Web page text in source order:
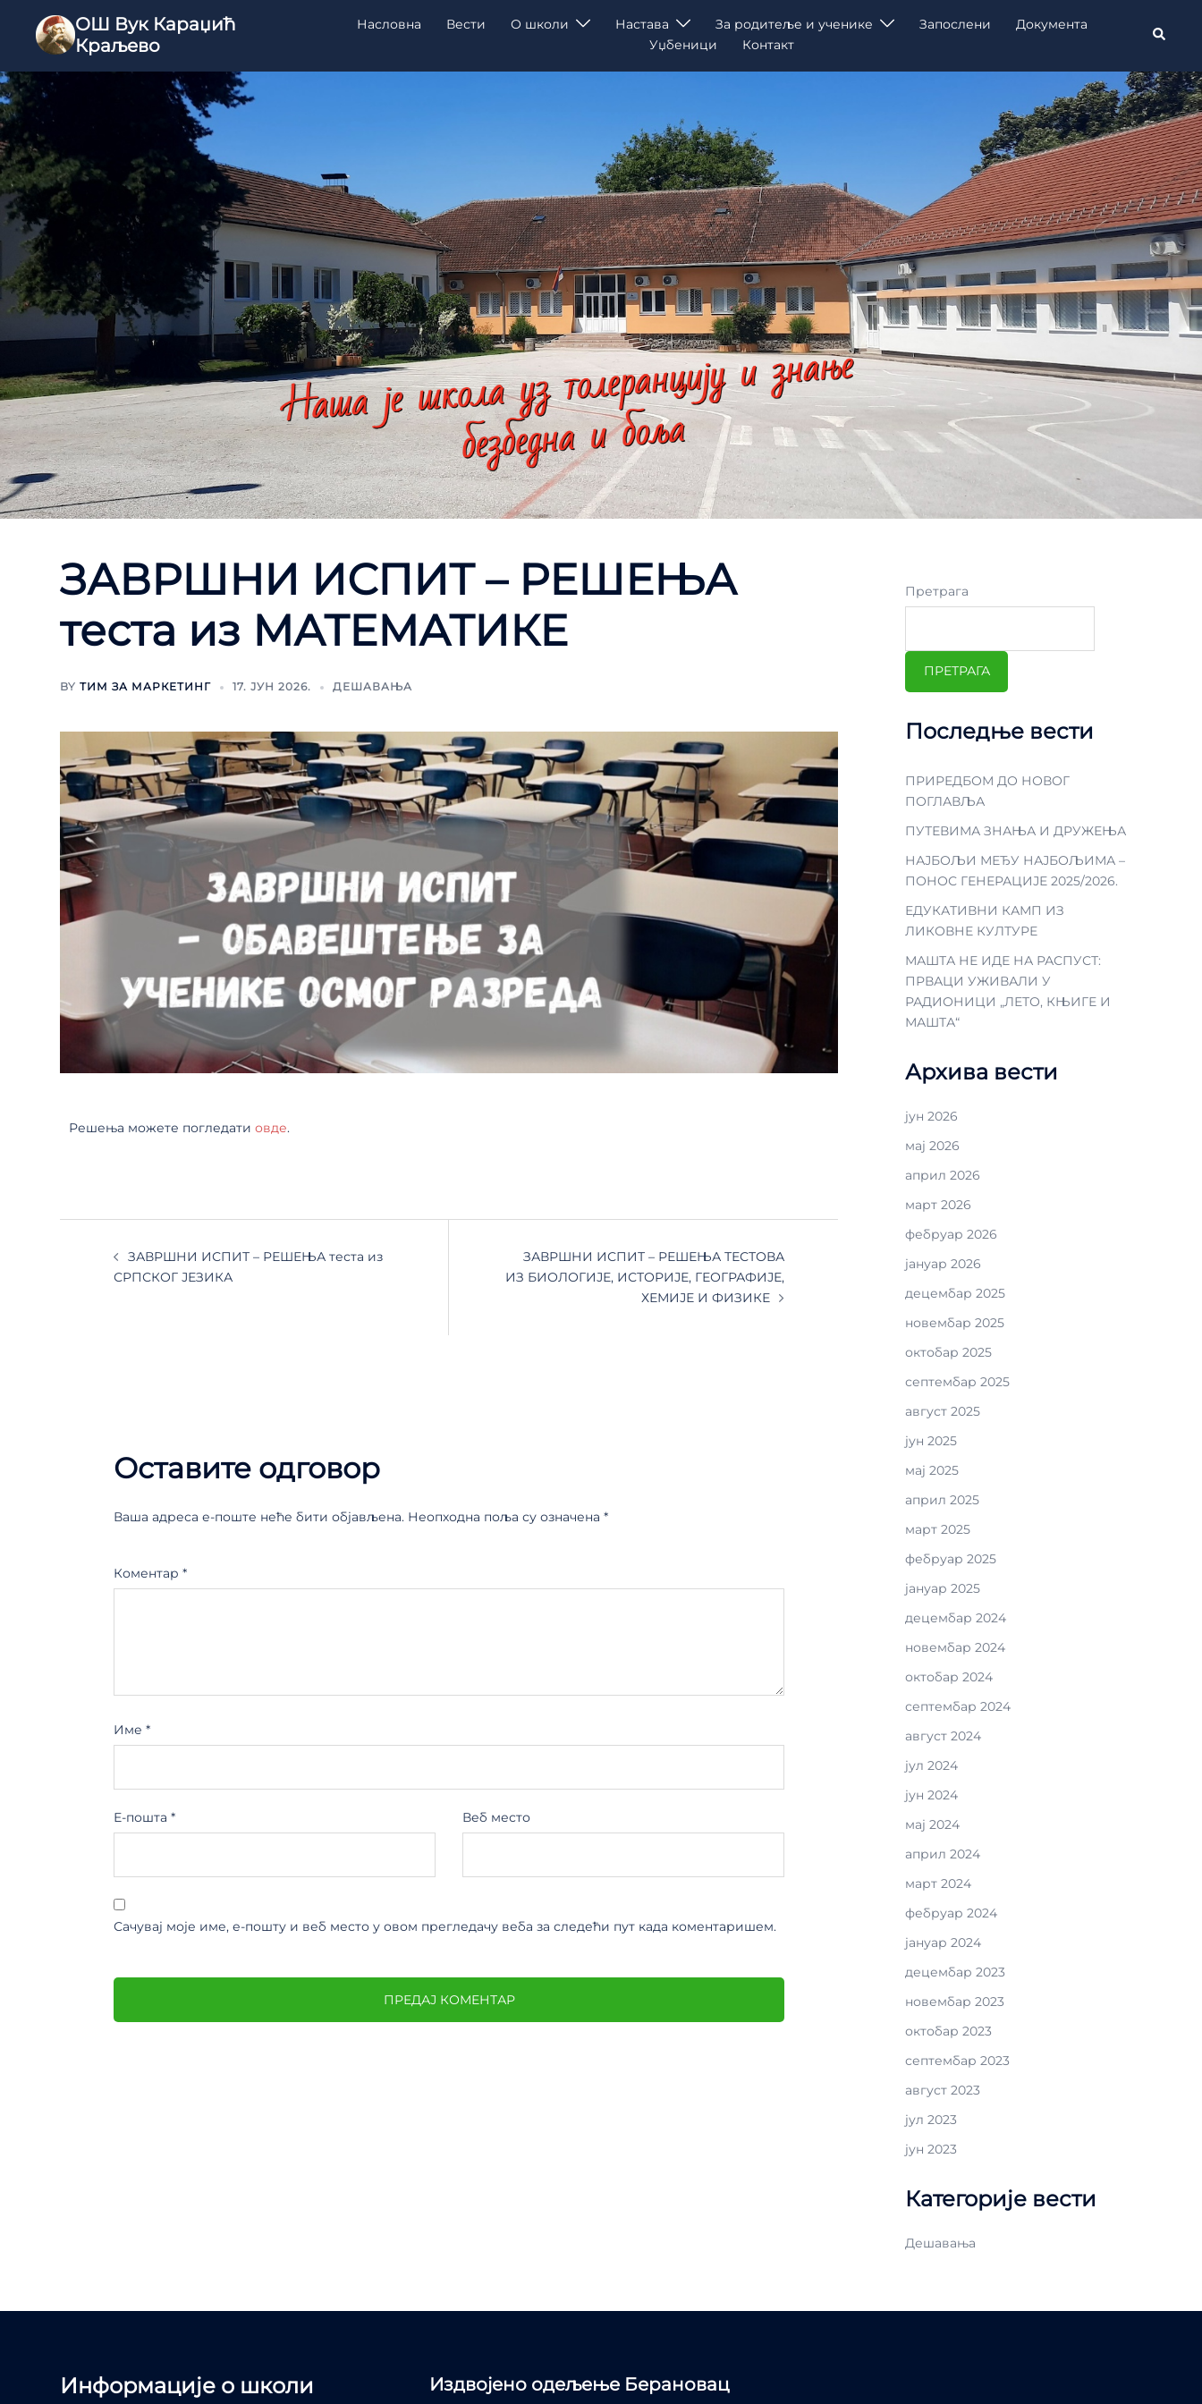
ОШ Вук Караџић
Краљево
Насловна Вести О школи Настава За родитеље и ученике Запослени
Документа
Уџбеници
Контакт
ЗАВРШНИ ИСПИТ – РЕШЕЊА
теста из МАТЕМАТИКЕ
BY ТИМ ЗА МАРКЕТИНГ 17. ЈУН 2026. ДЕШАВАЊА
Решења можете погледати овде.
ЗАВРШНИ ИСПИТ – РЕШЕЊА теста из
СРПСКОГ ЈЕЗИКА
ЗАВРШНИ ИСПИТ – РЕШЕЊА ТЕСТОВА
ИЗ БИОЛОГИЈЕ, ИСТОРИЈЕ, ГЕОГРАФИЈЕ,
ХЕМИЈЕ И ФИЗИКЕ
Оставите одговор
Ваша адреса е-поште неће бити објављена. Неопходна поља су означена *
Коментар *
Име *
Е-пошта * Веб место
Сачувај моје име, е-пошту и веб место у овом прегледачу веба за следећи пут када коментаришем.
Претрага
ПРЕТРАГА
Последње вести
ПРИРЕДБОМ ДО НОВОГ
ПОГЛАВЉА
ПУТЕВИМА ЗНАЊА И ДРУЖЕЊА
НАЈБОЉИ МЕЂУ НАЈБОЉИМА –
ПОНОС ГЕНЕРАЦИЈЕ 2025/2026.
ЕДУКАТИВНИ КАМП ИЗ
ЛИКОВНЕ КУЛТУРЕ
МАШТА НЕ ИДЕ НА РАСПУСТ:
ПРВАЦИ УЖИВАЛИ У
РАДИОНИЦИ „ЛЕТО, КЊИГЕ И
МАШТА“
Архива вести
јун 2026
мај 2026
април 2026
март 2026
фебруар 2026
јануар 2026
децембар 2025
новембар 2025
октобар 2025
септембар 2025
август 2025
јун 2025
мај 2025
април 2025
март 2025
фебруар 2025
јануар 2025
децембар 2024
новембар 2024
октобар 2024
септембар 2024
август 2024
јул 2024
јун 2024
мај 2024
април 2024
март 2024
фебруар 2024
јануар 2024
децембар 2023
новембар 2023
октобар 2023
септембар 2023
август 2023
јул 2023
јун 2023
Категорије вести
Дешавања
Информације о школи Издвојено одељење Берановац